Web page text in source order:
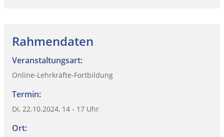
Rahmendaten
Veranstaltungsart:
Online-Lehrkräfte-Fortbildung
Termin:
Di, 22.10.2024, 14 - 17 Uhr
Ort: